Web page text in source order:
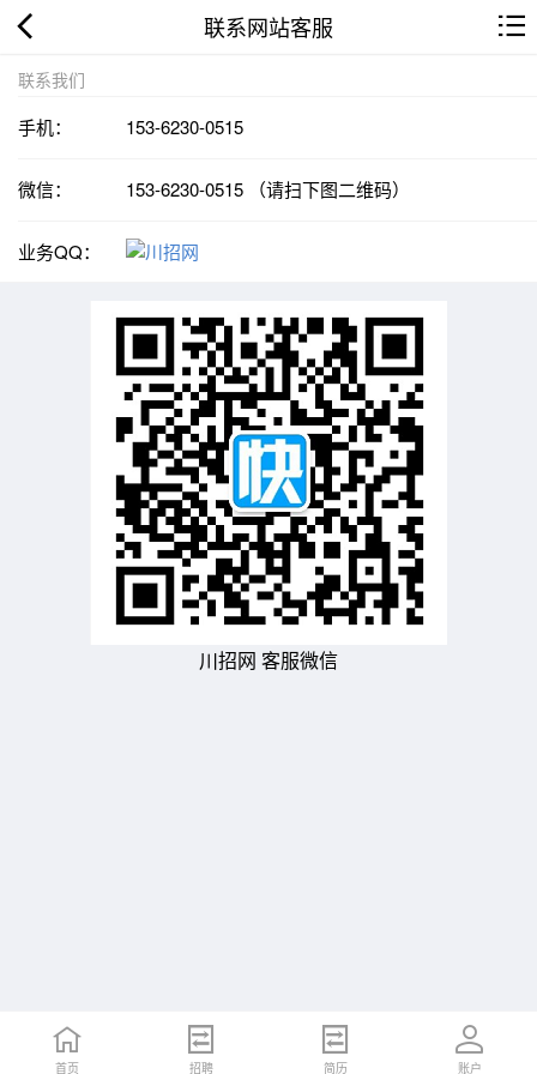
联系网站客服
联系我们
手机： 153-6230-0515
微信： 153-6230-0515 （请扫下图二维码）
业务QQ：
川招网 客服微信
首页 招聘 简历 账户